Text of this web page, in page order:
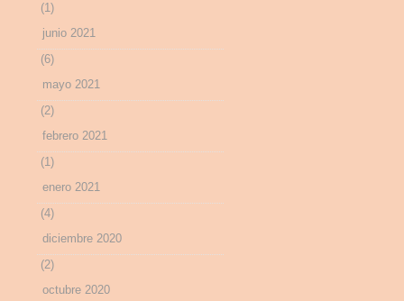
(1)
junio 2021
(6)
mayo 2021
(2)
febrero 2021
(1)
enero 2021
(4)
diciembre 2020
(2)
octubre 2020